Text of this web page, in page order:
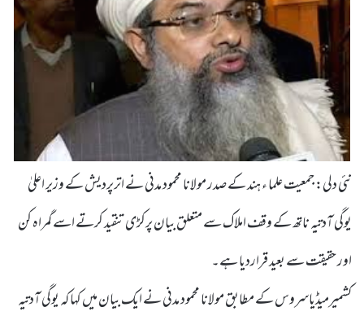
نئی دلی: جمعیت علما ء ہند کے صدر مولانا محمود مدنی نے اترپردیش کے وزیر اعلیٰ
یوگی آدتیہ ناتھ کے وقف املاک سے متعلق بیان پرکڑی تنقید کرتے اسے گمراہ کن
اور حقیقت سے بعید قراردیا ہے۔
کشمیرمیڈیاسروس کے مطابق مولانا محمود مدنی نے ایک بیان میں کہا کہ یوگی آدتیہ